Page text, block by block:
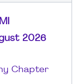
2026
Chapter